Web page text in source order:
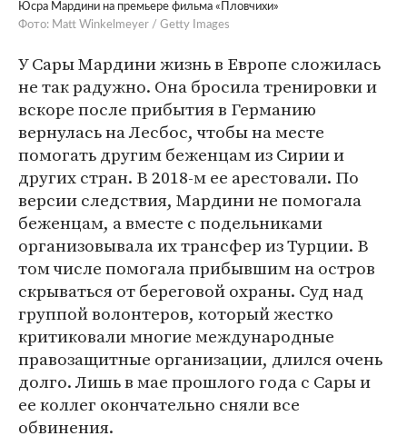
Юсра Мардини на премьере фильма «Пловчихи»
Фото: Matt Winkelmeyer / Getty Images
У Сары Мардини жизнь в Европе сложилась
не так радужно. Она бросила тренировки и
вскоре после прибытия в Германию
вернулась на Лесбос, чтобы на месте
помогать другим беженцам из Сирии и
других стран. В 2018-м ее арестовали. По
версии следствия, Мардини не помогала
беженцам, а вместе с подельниками
организовывала их трансфер из Турции. В
том числе помогала прибывшим на остров
скрываться от береговой охраны. Суд над
группой волонтеров, который жестко
критиковали многие международные
правозащитные организации, длился очень
долго. Лишь в мае прошлого года с Сары и
ее коллег окончательно сняли все
обвинения.